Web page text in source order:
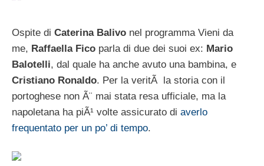
Ospite di Caterina Balivo nel programma Vieni da
me, Raffaella Fico parla di due dei suoi ex: Mario
Balotelli, dal quale ha anche avuto una bambina, e
Cristiano Ronaldo. Per la veritÃ la storia con il
portoghese non Ã¨ mai stata resa ufficiale, ma la
napoletana ha piÃ¹ volte assicurato di averlo
frequentato per un po’ di tempo.